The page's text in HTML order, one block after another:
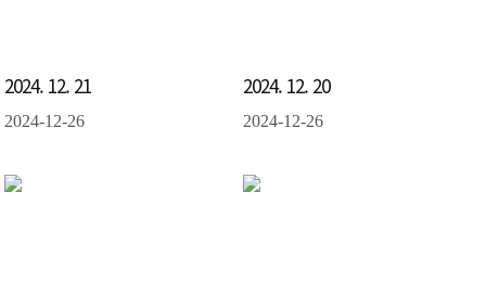
2024. 12. 21
2024-12-26
2024. 12. 20
2024-12-26